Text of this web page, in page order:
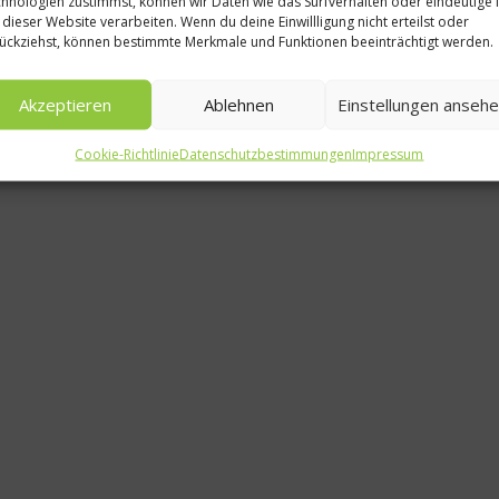
dieser Website verarbeiten. Wenn du deine Einwillligung nicht erteilst oder
können bestimmte Merkmale und Funktionen beeinträchtigt werden.
Akzeptieren Ablehnen Einstellungen
Cookie-RichtlinieDatenschutzbestimmungenImpressum
63